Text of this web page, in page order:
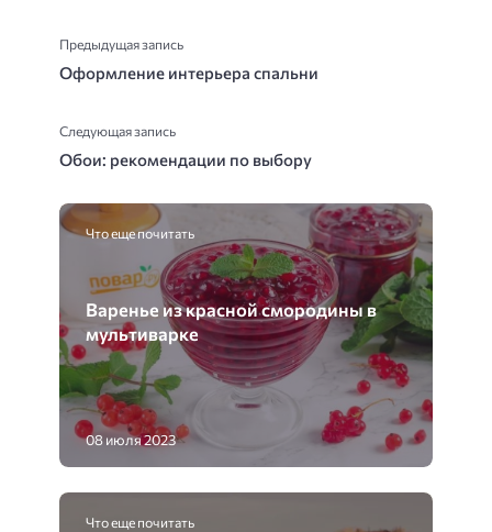
Предыдущая запись
Оформление интерьера спальни
Следующая запись
Обои: рекомендации по выбору
Что еще почитать
Варенье из красной смородины в
мультиварке
08 июля 2023
Что еще почитать